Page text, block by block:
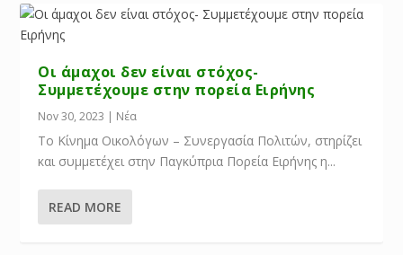
Οι άμαχοι δεν είναι στόχος-
Συμμετέχουμε στην πορεία Ειρήνης
Nov 30, 2023 | Νέα
Το Κίνημα Οικολόγων – Συνεργασία Πολιτών, στηρίζει
και συμμετέχει στην Παγκύπρια Πορεία Ειρήνης η...
READ MORE